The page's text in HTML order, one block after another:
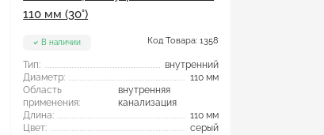
110 мм (30°)
В наличии Код Товара: 1358
Тип:
внутренний
Диаметр:
110 мм
Область
применения:
внутренняя
канализация
Длина:
110 мм
Цвет:
серый